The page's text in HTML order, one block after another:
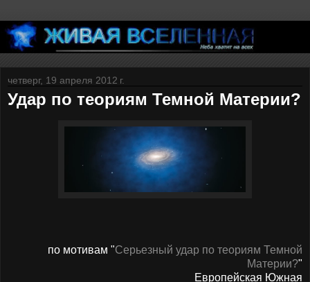
четверг, 19 апреля 2012 г.
Удар по теориям Темной Материи?
по мотивам "Серьезный удар по теориям Темной
Материи?"
Европейская Южная